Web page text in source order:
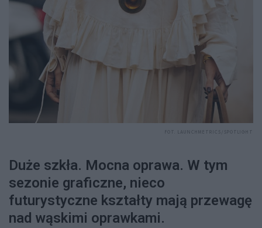
Duże szkła. Mocna oprawa. W tym
sezonie graficzne, nieco
futurystyczne kształty mają przewagę
nad wąskimi oprawkami.